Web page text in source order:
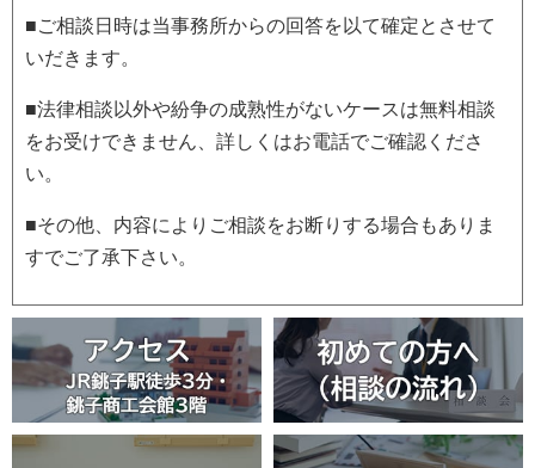
■ご相談日時は当事務所からの回答を以て確定とさせて
いだきます。
■法律相談以外や紛争の成熟性がないケースは無料相談
をお受けできません、詳しくはお電話でご確認くださ
い。
■その他、内容によりご相談をお断りする場合もありま
すでご了承下さい。